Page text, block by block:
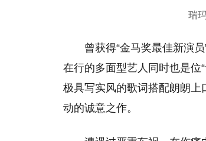
瑞
曾获得“金马奖最佳新演
在行的多面型艺人同时也是位
极具写实风的歌词搭配朗朗
动的诚意之作。